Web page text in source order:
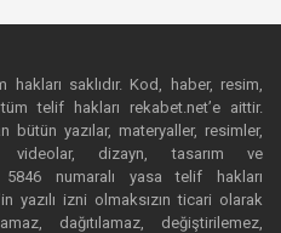
saklıdır. Kod, haber, resim,
telif hakları rekabet.net’e aittir.
yazılar, materyaller, resimler,
videolar, dizayn, tasarım ve
numaralı yasa telif hakları
yazılı izni olmaksızın ticari olarak
dağıtılamaz, değiştirilemez,